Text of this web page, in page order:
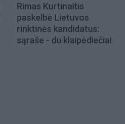
Rimas Kurtinaitis
paskelbė Lietuvos
rinktinės kandidatus:
sąraše - du klaipėdiečiai